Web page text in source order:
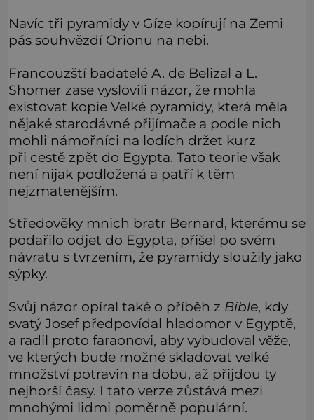
Navíc tři pyramidy v Gíze kopírují na Zemi
pás souhvězdí Orionu na nebi.
Francouzští badatelé A. de Belizal a L.
Shomer zase vyslovili názor, že mohla
existovat kopie Velké pyramidy, která měla
nějaké starodávné přijímače a podle nich
mohli námořníci na lodích držet kurz
při cestě zpět do Egypta. Tato teorie však
není nijak podložená a patří k těm
nejzmatenějším.
Středověky mnich bratr Bernard, kterému se
podařilo odjet do Egypta, přišel po svém
návratu s tvrzením, že pyramidy sloužily jako
sýpky.
Svůj názor opíral také o příběh z Bible, kdy
svatý Josef předpovídal hladomor v Egyptě,
a radil proto faraonovi, aby vybudoval věže,
ve kterých bude možné skladovat velké
množství potravin na dobu, až přijdou ty
nejhorší časy. I tato verze zůstává mezi
mnohými lidmi poměrně populární.